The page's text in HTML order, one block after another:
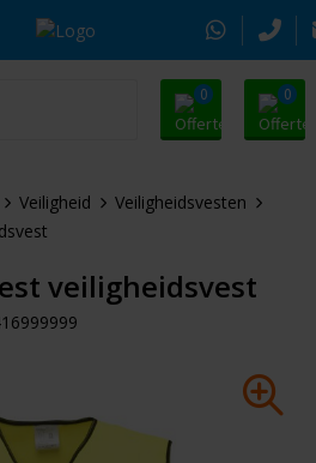
0 0
Veiligheid
Veiligheidsvesten
veiligheidsvest